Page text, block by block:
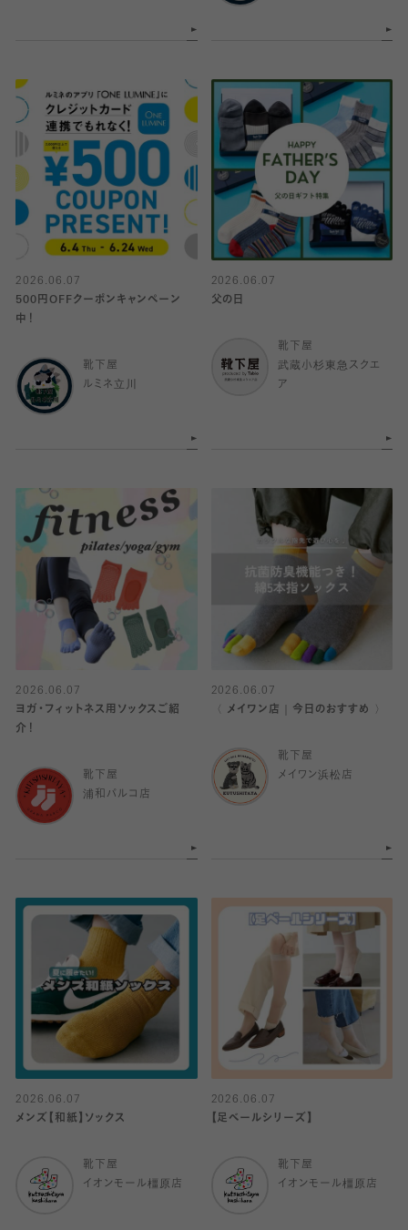
2026.06.07
500円OFFクーポンキャンペーン
中！
靴下屋
ルミネ立川
2026.06.07
父の日
靴下屋
武蔵小杉東急スクエ
ア
2026.06.07
ヨガ・フィットネス用ソックスご紹
介！
靴下屋
浦和パルコ店
2026.06.07
〈 メイワン店｜今日のおすすめ 〉
靴下屋
メイワン浜松店
2026.06.07
メンズ【和紙】ソックス
靴下屋
イオンモール橿原店
2026.06.07
【足ベールシリーズ】
靴下屋
イオンモール橿原店